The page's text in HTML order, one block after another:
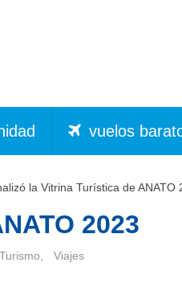
vuelos
la Vitrina Turística de ANATO
2023
Turismo
Viajes